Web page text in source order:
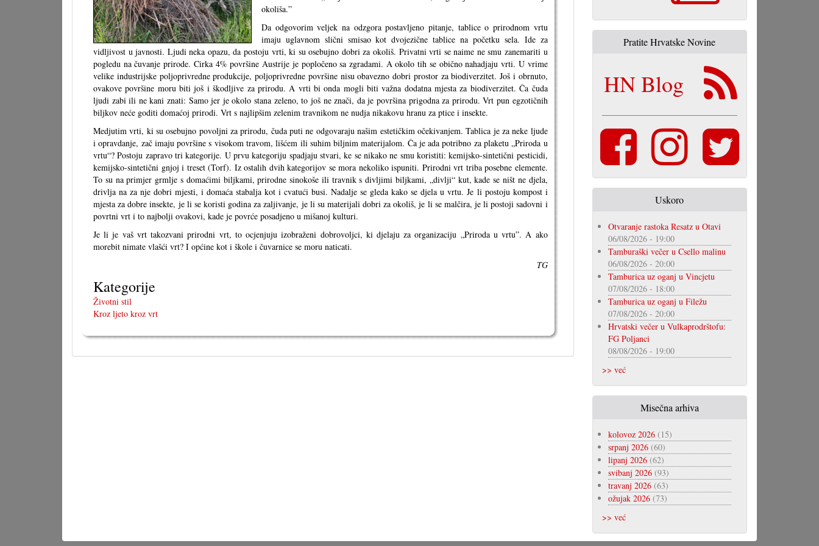
okoliša.”
Da odgovorim veljek na odzgora postavljeno pitanje, tablice o prirodnom vrtu
imaju uglavnom slični smisao kot dvojezične tablice na početku sela. Ide za
vidljivost u javnosti. Ljudi neka opazu, da postoju vrti, ki su osebujno dobri za okoliš. Privatni vrti se naime ne smu zanemariti u
pogledu na čuvanje prirode. Cirka 4% površine Austrije je popločeno sa zgradami. A okolo tih se obično nahadjaju vrti. U vrime
velike industrijske poljoprivredne produkcije, poljoprivredne površine nisu obavezno dobri prostor za biodiverzitet. Još i obrnuto,
ovakove površine moru biti još i škodljive za prirodu. A vrti bi onda mogli biti važna dodatna mjesta za biodiverzitet. Ča čuda
ljudi zabi ili ne kani znati: Samo jer je okolo stana zeleno, to još ne znači, da je površina prigodna za prirodu. Vrt pun egzotičnih
biljkov neće goditi domaćoj prirodi. Vrt s najlipšim zelenim travnikom ne nudja nikakovu hranu za ptice i insekte.
Medjutim vrti, ki su osebujno povoljni za prirodu, čuda puti ne odgovaraju našim estetičkim očekivanjem. Tablica je za neke ljude
i opravdanje, zač imaju površine s visokom travom, lišćem ili suhim biljnim materijalom. Ča je ada potribno za plaketu „Priroda u
vrtu“? Postoju zapravo tri kategorije. U prvu kategoriju spadjaju stvari, ke se nikako ne smu koristiti: kemijsko-sintetični pesticidi,
kemijsko-sintetični gnjoj i treset (Torf). Iz ostalih dvih kategorijov se mora nekoliko ispuniti. Prirodni vrt triba posebne elemente.
To su na primjer grmlje s domaćimi biljkami, prirodne sinokoše ili travnik s divljimi biljkami, „divlji“ kut, kade se ništ ne djela,
drivlja na za nje dobri mjesti, i domaća stabalja kot i cvatući busi. Nadalje se gleda kako se djela u vrtu. Je li postoju kompost i
mjesta za dobre insekte, je li se koristi godina za zaljivanje, je li su materijali dobri za okoliš, je li se malčira, je li postoji sadovni i
povrtni vrt i to najbolji ovakovi, kade je povrće posadjeno u mišanoj kulturi.
Je li je vaš vrt takozvani prirodni vrt, to ocjenjuju izobraženi dobrovoljci, ki djelaju za organizaciju „Priroda u vrtu”. A ako
morebit nimate vlašći vrt? I općine kot i škole i čuvarnice se moru naticati.
TG
Kategorije
Životni stil
Kroz ljeto kroz vrt
Pratite Hrvatske Novine
HN Blog
Uskoro
Otvaranje rastoka Resatz u Otavi
06/08/2026 - 19:00
Tamburaški večer u Csello malinu
06/08/2026 - 20:00
Tamburica uz oganj u Vincjetu
07/08/2026 - 18:00
Tamburica uz oganj u Filežu
07/08/2026 - 20:00
Hrvatski večer u Vulkaprodrštofu:
FG Poljanci
08/08/2026 - 19:00
>> već
Misečna arhiva
kolovoz 2026(15)
srpanj 2026(60)
lipanj 2026(62)
svibanj 2026(93)
travanj 2026(63)
ožujak 2026(73)
>> već